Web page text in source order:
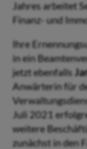
Jahres arbeitet
Finanz- und
Ihre
in ein
jetzt ebenfalls
Anwärterin für
Juli 2021
weitere
zunächst in den